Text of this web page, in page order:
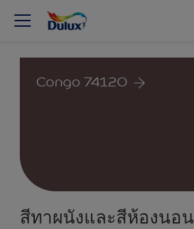
Congo 74120
สีทาผนังและสีห้องนอน